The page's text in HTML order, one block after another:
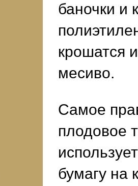
баночки и
крошатся
месиво.
Самое
плодовое
бумагу на